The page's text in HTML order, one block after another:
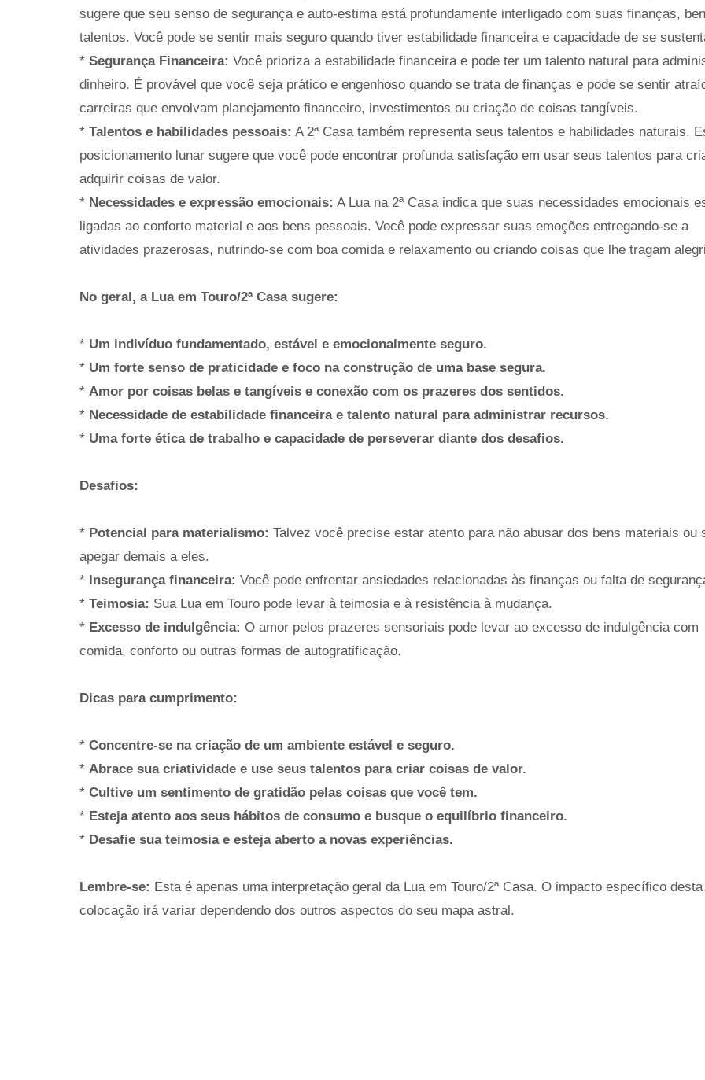
sugere que seu senso de segurança e auto-estima está profundamente interligado com suas finanças,
talentos. Você pode se sentir mais seguro quando tiver estabilidade financeira e capacidade de se
* Segurança Financeira: Você prioriza a estabilidade financeira e pode ter um talento natural para
dinheiro. É provável que você seja prático e engenhoso quando se trata de finanças e pode se sentir
carreiras que envolvam planejamento financeiro, investimentos ou criação de coisas tangíveis.
* Talentos e habilidades pessoais: A 2ª Casa também representa seus talentos e habilidades naturais.
posicionamento lunar sugere que você pode encontrar profunda satisfação em usar seus talentos para
adquirir coisas de valor.
* Necessidades e expressão emocionais: A Lua na 2ª Casa indica que suas necessidades emocionais
ligadas ao conforto material e aos bens pessoais. Você pode expressar suas emoções entregando-se a
atividades prazerosas, nutrindo-se com boa comida e relaxamento ou criando coisas que lhe tragam
No geral, a Lua em Touro/2ª Casa sugere:
* Um indivíduo fundamentado, estável e emocionalmente seguro.
* Um forte senso de praticidade e foco na construção de uma base segura.
* Amor por coisas belas e tangíveis e conexão com os prazeres dos sentidos.
* Necessidade de estabilidade financeira e talento natural para administrar recursos.
* Uma forte ética de trabalho e capacidade de perseverar diante dos desafios.
Desafios:
* Potencial para materialismo: Talvez você precise estar atento para não abusar dos bens materiais ou
apegar demais a eles.
* Insegurança financeira: Você pode enfrentar ansiedades relacionadas às finanças ou falta de
* Teimosia: Sua Lua em Touro pode levar à teimosia e à resistência à mudança.
* Excesso de indulgência: O amor pelos prazeres sensoriais pode levar ao excesso de indulgência com
comida, conforto ou outras formas de autogratificação.
Dicas para cumprimento:
* Concentre-se na criação de um ambiente estável e seguro.
* Abrace sua criatividade e use seus talentos para criar coisas de valor.
* Cultive um sentimento de gratidão pelas coisas que você tem.
* Esteja atento aos seus hábitos de consumo e busque o equilíbrio financeiro.
* Desafie sua teimosia e esteja aberto a novas experiências.
Lembre-se: Esta é apenas uma interpretação geral da Lua em Touro/2ª Casa. O impacto específico desta
colocação irá variar dependendo dos outros aspectos do seu mapa astral.